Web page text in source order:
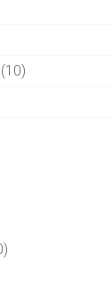
(10)